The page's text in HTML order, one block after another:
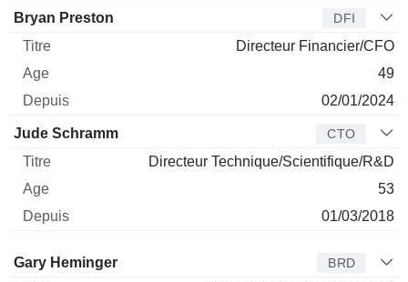
Bryan Preston DFI
Directeur Financier/CFO
49
02/01/2024
Jude Schramm CTO
Directeur Technique/Scientifique/R&D
53
01/03/2018
Administrateur Titre
Gary Heminger BRD